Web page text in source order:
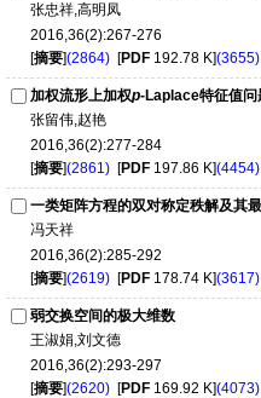
张忠祥,高明凤
2016,36(2):267-276
[摘要](2864) [PDF 192.78 K](3655)
加权流形上加权p-Laplace特征值问
张留伟,赵艳
2016,36(2):277-284
[摘要](2861) [PDF 197.86 K](4454)
一类矩阵方程的双对称定秩解及其
冯天祥
2016,36(2):285-292
[摘要](2619) [PDF 178.74 K](3617)
弱交换空间的极大维数
王淑娟,刘文德
2016,36(2):293-297
[摘要](2620) [PDF 169.92 K](4073)